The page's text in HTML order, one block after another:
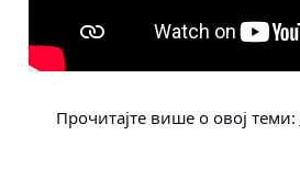
Прочитајте више о овој теми: